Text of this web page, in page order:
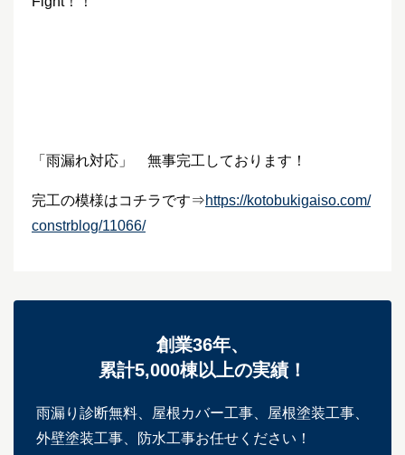
「雨漏れ対応」 無事完工しております！
完工の模様はコチラです⇒https://kotobukigaiso.com/
constrblog/11066/
創業36年、
累計5,000棟以上の実績！
雨漏り診断無料、屋根カバー工事、屋根塗装工事、
外壁塗装工事、防水工事お任せください！